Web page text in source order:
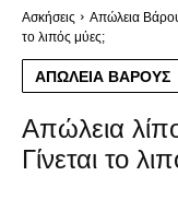
Φυσικοθεραπευτές
Φυσικοθεραπευτές
Ασκήσεις Απώλεια
το λιπός μύες;
ΑΠΏΛΕΙΑ ΒΆΡΟΥΣ
Απώλεια
Γίνεται το